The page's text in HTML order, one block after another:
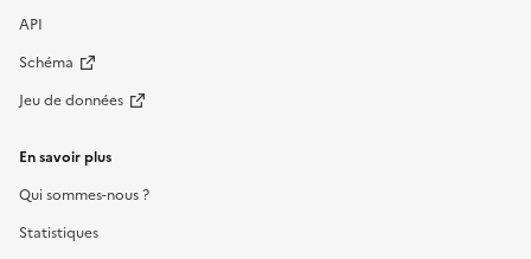
API
Schéma
Jeu de données
En savoir plus
Qui sommes-nous ?
Statistiques